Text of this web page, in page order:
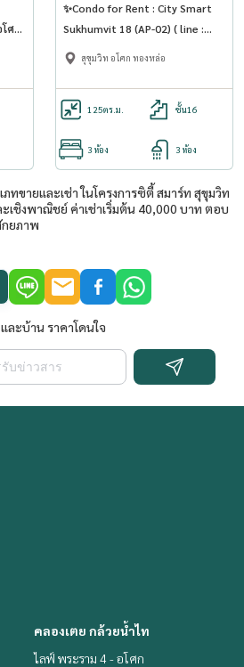
ศก
✨Condo for Rent : City Smart
Sukhumvit 18 (AP-02) ( line :
@condo91 )
สุขุมวิท อโศก ทองหล่อ
125ตร.ม. ชั้น16
3 ห้อง 3 ห้อง
ทขายและเช่า ในโครงการซิตี้ สมาร์ท สุขุมวิท
เชิงพาณิชย์ ค่าเช่าเริ่มต้น 40,000 บาท ตอบ
กยภาพ
ละบ้าน ราคาโดนใจ
คลองเตย กล้วยน้ำไท
ไลฟ์ พระราม 4 - อโศก